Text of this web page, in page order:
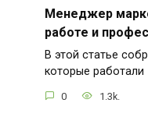
Менеджер
работе и
В этой статье
которые работали
0 1.3k.